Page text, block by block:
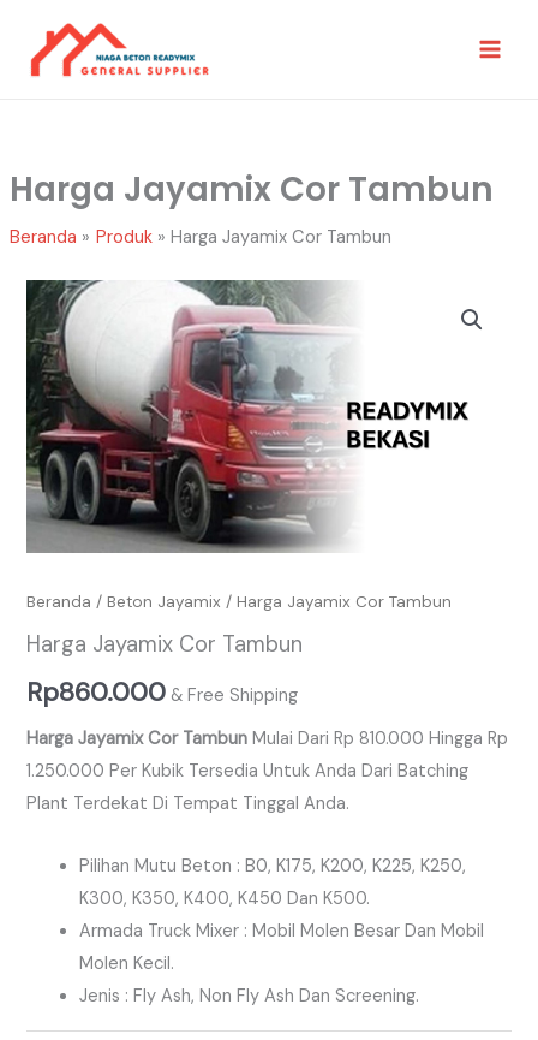
Konten
Harga Jayamix Cor Tambun
Beranda Produk Harga Jayamix Cor Tambun
Beranda /Beton Jayamix / Harga Jayamix Cor Tambun
Harga Jayamix Cor Tambun
Rp860.000 & Free Shipping
Harga Jayamix Cor TambunMulai Dari Rp 810.000 Hingga Rp
1.250.000 Per Kubik Tersedia Untuk Anda Dari Batching
Plant Terdekat Di Tempat Tinggal Anda.
Pilihan Mutu Beton : B0, K175, K200, K225, K250,
K300, K350, K400, K450 Dan K500.
Armada Truck Mixer : Mobil Molen Besar Dan Mobil
Molen Kecil.
Jenis : Fly Ash, Non Fly Ash Dan Screening.